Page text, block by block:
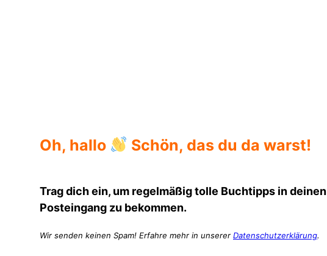
Oh, hallo Schön, das du da warst!
Trag dich ein, um regelmäßig tolle Buchtipps in deinen
Posteingang zu bekommen.
Wir senden keinen Spam! Erfahre mehr in unserer Datenschutzerklärung.